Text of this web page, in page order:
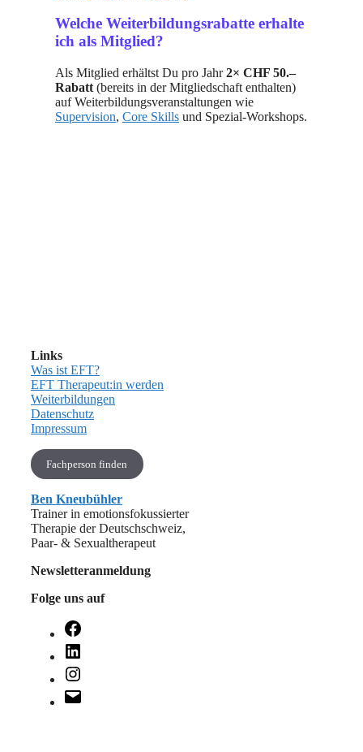
Welche Weiterbildungsrabatte erhalte
ich als Mitglied?
Als Mitglied erhältst Du pro Jahr2× CHF 50.–
Rabatt (bereits in der Mitgliedschaft enthalten)
auf Weiterbildungsveranstaltungen wie
Supervision, Core Skills und Spezial-Workshops.
Links
Was ist EFT?
EFT Therapeut:in werden
Weiterbildungen
Datenschutz
Impressum
Fachperson finden
Ben Kneubühler
Trainer in emotionsfokussierter
Therapie der Deutschschweiz,
Paar- & Sexualtherapeut
Newsletteranmeldung
Folge uns auf
Facebook
LinkedIn
Instagram
E-
Mail